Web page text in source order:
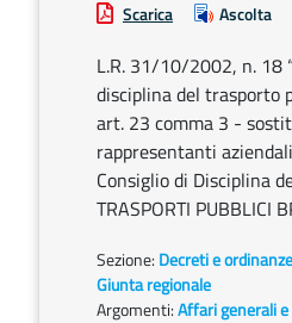
Scarica Ascolta
L.R. 31/10/2002, n. 18
disciplina del trasporto
art. 23 comma 3 -
rappresentanti
Consiglio di Disciplina
TRASPORTI PUBBLICI
Sezione: Decreti e
Giunta regionale
Argomenti:Affari generali